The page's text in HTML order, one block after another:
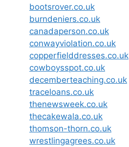
bootsrover.co.uk
burndeniers.co.uk
canadaperson.co.uk
conwayviolation.co.uk
copperfielddresses.co.uk
cowboysspot.co.uk
decemberteaching.co.uk
traceloans.co.uk
thenewsweek.co.uk
thecakewala.co.uk
thomson-thorn.co.uk
wrestlingagrees.co.uk